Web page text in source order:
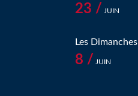
23 / JUIN
Les
8 / JUIN